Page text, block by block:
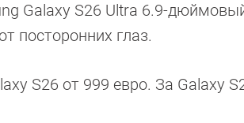
Galaxy S26 Ultra 6.9-
посторонних глаз.
S26 от 999 евро. За Galaxy